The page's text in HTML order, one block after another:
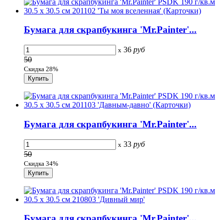
Бумага для скрапбукинга 'Mr.Painter'...
x 36 руб
50
Скидка 28%
Бумага для скрапбукинга 'Mr.Painter'...
x 33 руб
50
Скидка 34%